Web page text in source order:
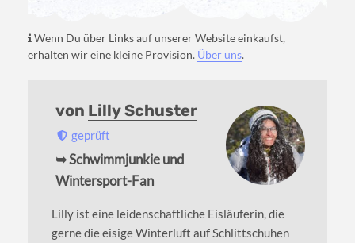
Wenn Du über Links auf unserer Website einkaufst,
erhalten wir eine kleine Provision. Über uns.
von Lilly Schuster
geprüft
➥ Schwimmjunkie und
Wintersport-Fan
Lilly ist eine leidenschaftliche Eisläuferin, die
gerne die eisige Winterluft auf Schlittschuhen